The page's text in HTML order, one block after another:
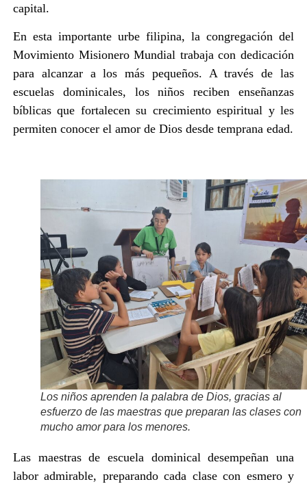
capital.
En esta importante urbe filipina, la congregación del
Movimiento Misionero Mundial trabaja con dedicación
para alcanzar a los más pequeños. A través de las
escuelas dominicales, los niños reciben enseñanzas
bíblicas que fortalecen su crecimiento espiritual y les
permiten conocer el amor de Dios desde temprana edad.
Los niños aprenden la palabra de Dios, gracias al
esfuerzo de las maestras que preparan las clases con
mucho amor para los menores.
Las maestras de escuela dominical desempeñan una
labor admirable, preparando cada clase con esmero y